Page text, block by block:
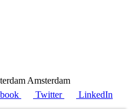
Amsterdam
Twitter LinkedIn